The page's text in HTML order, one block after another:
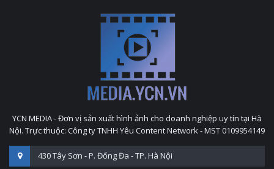
YCN MEDIA - Đơn vị sản xuất hình ảnh cho doanh nghiệp uy tín tại Hà
Nội. Trực thuộc: Công ty TNHH Yêu Content Network - MST 0109954149
430 Tây Sơn - P. Đống Đa - TP. Hà Nội